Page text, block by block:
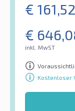
€ 161,52
€
inkl. MwST
Kostenloser